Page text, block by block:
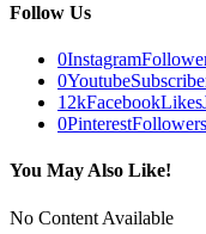
Follow Us
0Instagram
0Youtube
12kFacebookLikes
0PinterestFollowers
You May Also Like!
No Content Available